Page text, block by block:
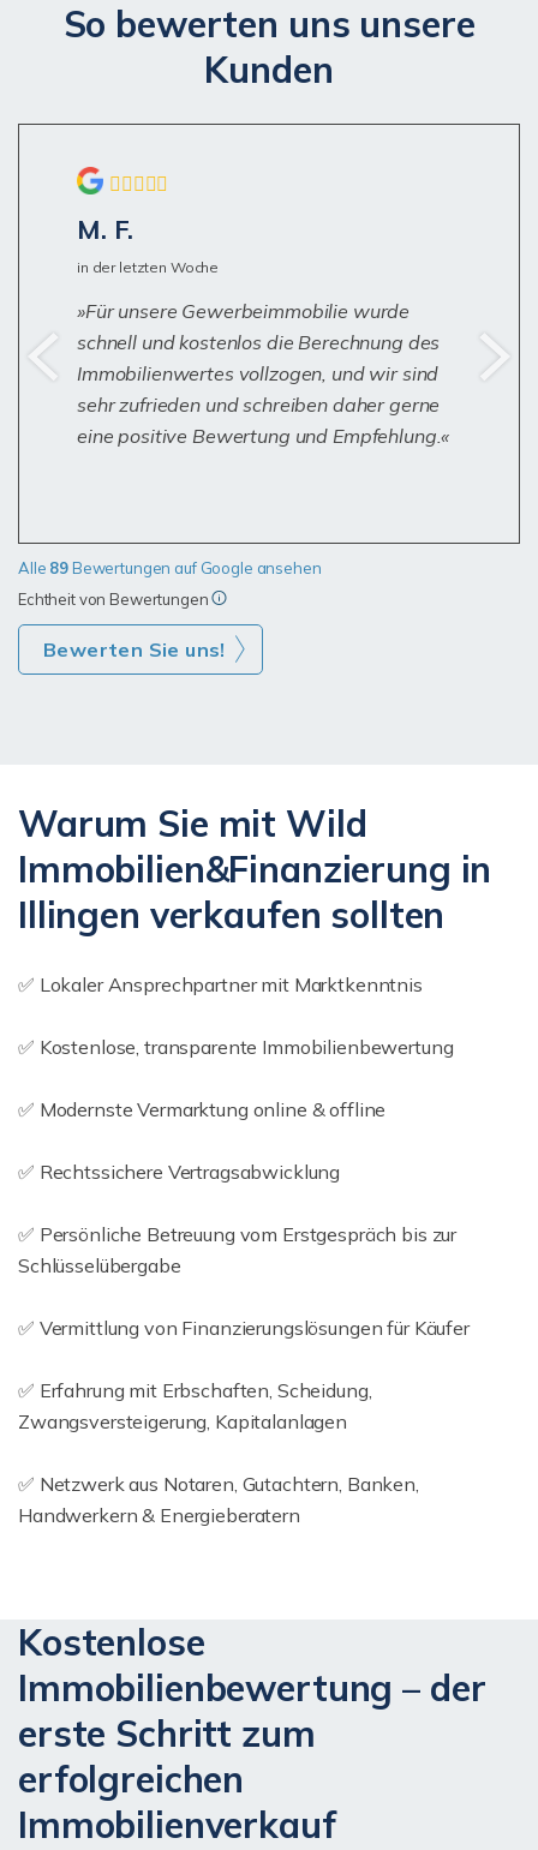
So bewerten uns unsere
Kunden
M. F.
in der letzten Woche
Für unsere Gewerbeimmobilie wurde
schnell und kostenlos die Berechnung des
Immobilienwertes vollzogen, und wir sind
sehr zufrieden und schreiben daher gerne
eine positive Bewertung und Empfehlung.
Alle 89 Bewertungen auf Google ansehen
Echtheit von Bewertungen
Bewerten Sie uns!
Warum Sie mit Wild
Immobilien&Finanzierung in
Illingen verkaufen sollten
✅ Lokaler Ansprechpartner mit Marktkenntnis
✅ Kostenlose, transparente Immobilienbewertung
✅ Modernste Vermarktung online & offline
✅ Rechtssichere Vertragsabwicklung
✅ Persönliche Betreuung vom Erstgespräch bis zur
Schlüsselübergabe
✅ Vermittlung von Finanzierungslösungen für Käufer
✅ Erfahrung mit Erbschaften, Scheidung,
Zwangsversteigerung, Kapitalanlagen
✅ Netzwerk aus Notaren, Gutachtern, Banken,
Handwerkern & Energieberatern
Kostenlose
Immobilienbewertung – der
erste Schritt zum
erfolgreichen
Immobilienverkauf